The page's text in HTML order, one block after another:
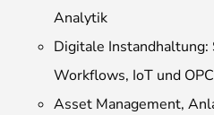
Analytik
Digitale Instandhaltung:
Workflows, IoT und
Asset Management,